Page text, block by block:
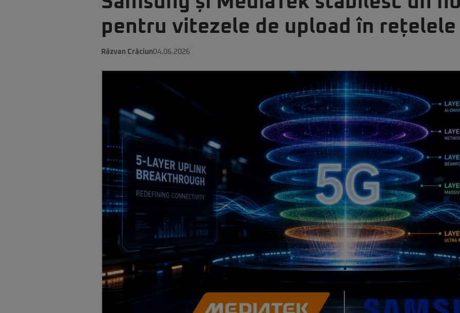
pentru vitezele de upload în rețelele
Răzvan Crăciun04.06.2026